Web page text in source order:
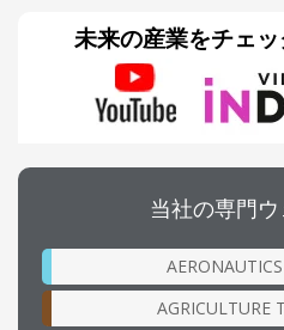
未来の産業をチェッ
当社の専門
AGRICULTURE